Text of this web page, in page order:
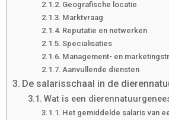
Geografische locatie
Marktvraag
Reputatie en netwerken
Specialisaties
Management- en
Aanvullende diensten
De salarisschaal in de
Wat is een
Het gemiddelde salaris van